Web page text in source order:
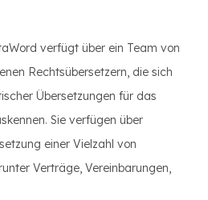
verfügt über ein Team von
Rechtsübersetzern, die sich
Übersetzungen für das
Sie verfügen über
einer Vielzahl von
Verträge, Vereinbarungen,